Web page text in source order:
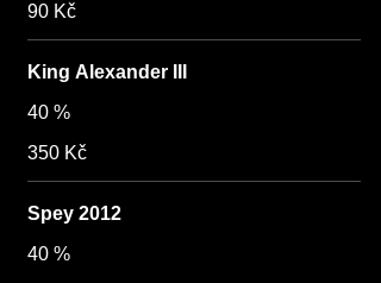
90 Kč
King Alexander III
40 %
350 Kč
Spey 2012
40 %